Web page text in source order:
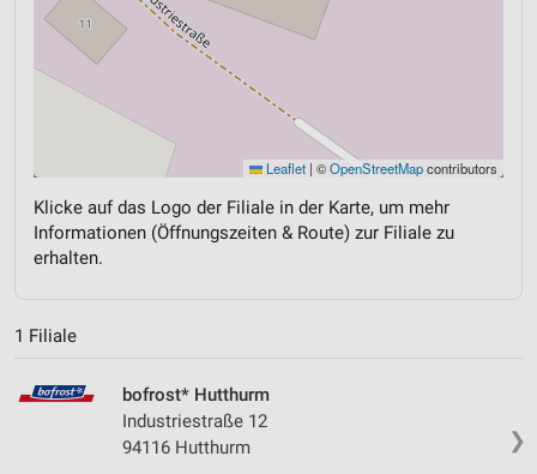
Leaflet | ©OpenStreetMapcontributors
Klicke auf das Logo der Filiale in der Karte, um mehr
Informationen (Öffnungszeiten & Route) zur Filiale zu
erhalten.
1 Filiale
❯
bofrost* Hutthurm
Industriestraße 12
94116 Hutthurm